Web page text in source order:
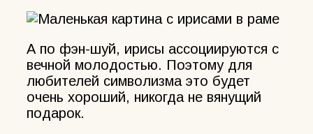
А по фэн-шуй, ирисы ассоциируются с
вечной молодостью. Поэтому для
любителей символизма это будет
очень хороший, никогда не вянущий
подарок.